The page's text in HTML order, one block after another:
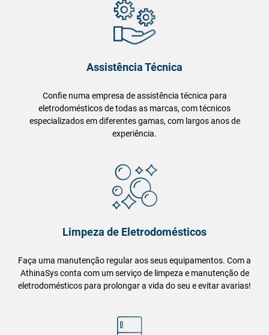
Assistência Técnica
Confie numa empresa de assistência técnica para
eletrodomésticos de todas as marcas, com técnicos
especializados em diferentes gamas, com largos anos de
experiência.
Limpeza de Eletrodomésticos
Faça uma manutenção regular aos seus equipamentos. Com a
AthinaSys conta com um serviço de limpeza e manutenção de
eletrodomésticos para prolongar a vida do seu e evitar avarias!